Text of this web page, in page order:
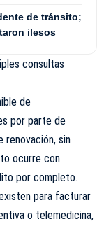
de tránsito;
ilesos
consultas
de
por parte de
renovación, sin
ocurre con
por completo.
para facturar
o telemedicina,